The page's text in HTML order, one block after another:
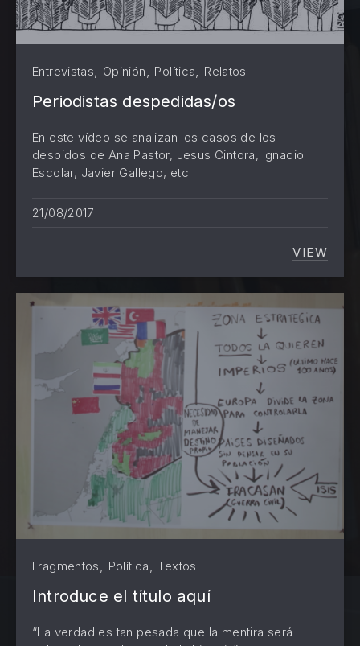
Entrevistas Opinión Política Relatos
Periodistas despedidas/os
En este vídeo se analizan los casos de los
despidos de Ana Pastor, Jesus Cintora, Ignacio
Escolar, Javier Gallego, etc…
21/08/2017
VIEW
Fragmentos Política ,Textos
Introduce el título aquí
“La verdad es tan pesada que la mentira será